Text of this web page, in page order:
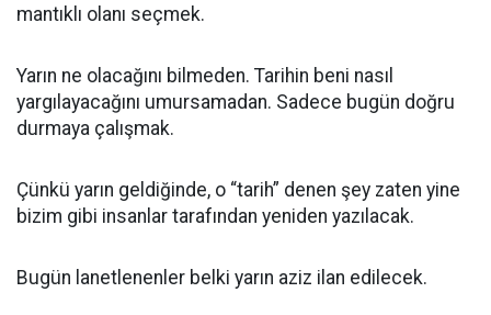
mantıklı olanı seçmek.
Yarın ne olacağını bilmeden. Tarihin beni nasıl
yargılayacağını umursamadan. Sadece bugün doğru
durmaya çalışmak.
Çünkü yarın geldiğinde, o “tarih” denen şey zaten yine
bizim gibi insanlar tarafından yeniden yazılacak.
Bugün lanetlenenler belki yarın aziz ilan edilecek.